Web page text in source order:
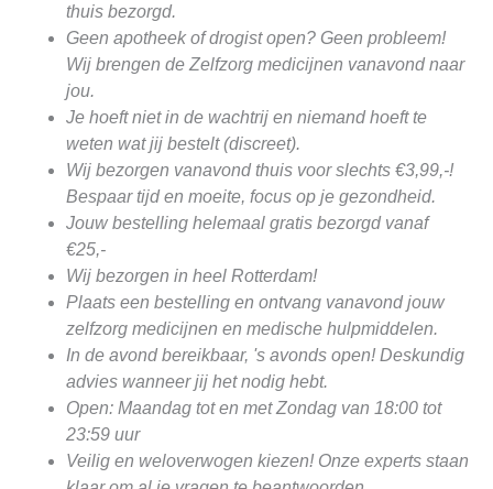
thuis bezorgd.
Geen apotheek of drogist open? Geen probleem!
Wij brengen de Zelfzorg medicijnen vanavond naar
jou.
Je hoeft niet in de wachtrij en niemand hoeft te
weten wat jij bestelt (discreet).
Wij bezorgen vanavond thuis voor slechts €3,99,-!
Bespaar tijd en moeite, focus op je gezondheid.
Jouw bestelling helemaal gratis bezorgd vanaf
€25,-
Wij bezorgen in heel Rotterdam!
Plaats een bestelling en ontvang vanavond jouw
zelfzorg medicijnen en medische hulpmiddelen.
In de avond bereikbaar, 's avonds open! Deskundig
advies wanneer jij het nodig hebt.
Open: Maandag tot en met Zondag van 18:00 tot
23:59 uur
Veilig en weloverwogen kiezen! Onze experts staan